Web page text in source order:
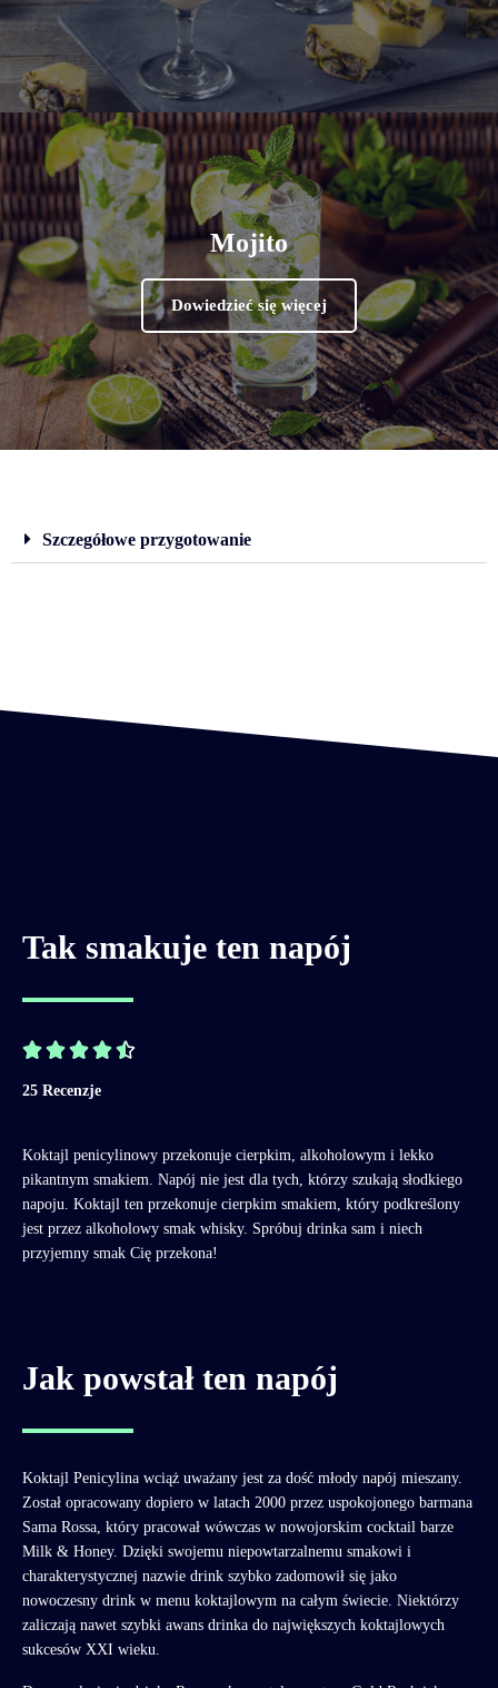
Mojito
Dowiedzieć się więcej
Szczegółowe przygotowanie
Tak smakuje ten napój

25 Recenzje
Koktajl penicylinowy przekonuje cierpkim, alkoholowym i lekko
pikantnym smakiem. Napój nie jest dla tych, którzy szukają słodkiego
napoju. Koktajl ten przekonuje cierpkim smakiem, który podkreślony
jest przez alkoholowy smak whisky. Spróbuj drinka sam i niech
przyjemny smak Cię przekona!
Jak powstał ten napój
Koktajl Penicylina wciąż uważany jest za dość młody napój mieszany.
Został opracowany dopiero w latach 2000 przez uspokojonego barmana
Sama Rossa, który pracował wówczas w nowojorskim cocktail barze
Milk & Honey. Dzięki swojemu niepowtarzalnemu smakowi i
charakterystycznej nazwie drink szybko zadomowił się jako
nowoczesny drink w menu koktajlowym na całym świecie. Niektórzy
zaliczają nawet szybki awans drinka do największych koktajlowych
sukcesów XXI wieku.